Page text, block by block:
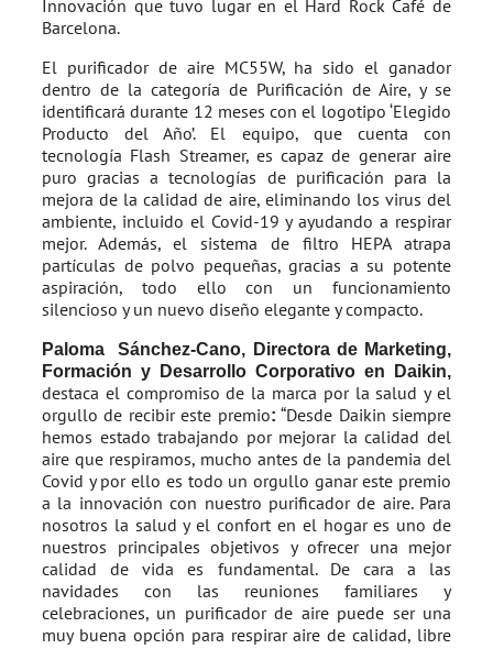
Innovación que tuvo lugar en el Hard Rock Café de
Barcelona.
El purificador de aire MC55W, ha sido el ganador
dentro de la categoría de Purificación de Aire, y se
identificará durante 12 meses con el logotipo ‘Elegido
Producto del Año’. El equipo, que cuenta con
tecnología Flash Streamer, es capaz de generar aire
puro gracias a tecnologías de purificación para la
mejora de la calidad de aire, eliminando los virus del
ambiente, incluido el Covid-19 y ayudando a respirar
mejor. Además, el sistema de filtro HEPA atrapa
partículas de polvo pequeñas, gracias a su potente
aspiración, todo ello con un funcionamiento
silencioso y un nuevo diseño elegante y compacto.
Paloma Sánchez-Cano, Directora de Marketing,
Formación y Desarrollo Corporativo en Daikin,
destaca el compromiso de la marca por la salud y el
orgullo de recibir este premio: “Desde Daikin siempre
hemos estado trabajando por mejorar la calidad del
aire que respiramos, mucho antes de la pandemia del
Covid y por ello es todo un orgullo ganar este premio
a la innovación con nuestro purificador de aire. Para
nosotros la salud y el confort en el hogar es uno de
nuestros principales objetivos y ofrecer una mejor
calidad de vida es fundamental. De cara a las
navidades con las reuniones familiares y
celebraciones, un purificador de aire puede ser una
muy buena opción para respirar aire de calidad, libre